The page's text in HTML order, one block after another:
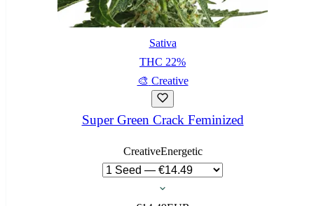
Sativa
THC 22%
🎨 Creative
Super Green Crack Feminized
CreativeEnergetic